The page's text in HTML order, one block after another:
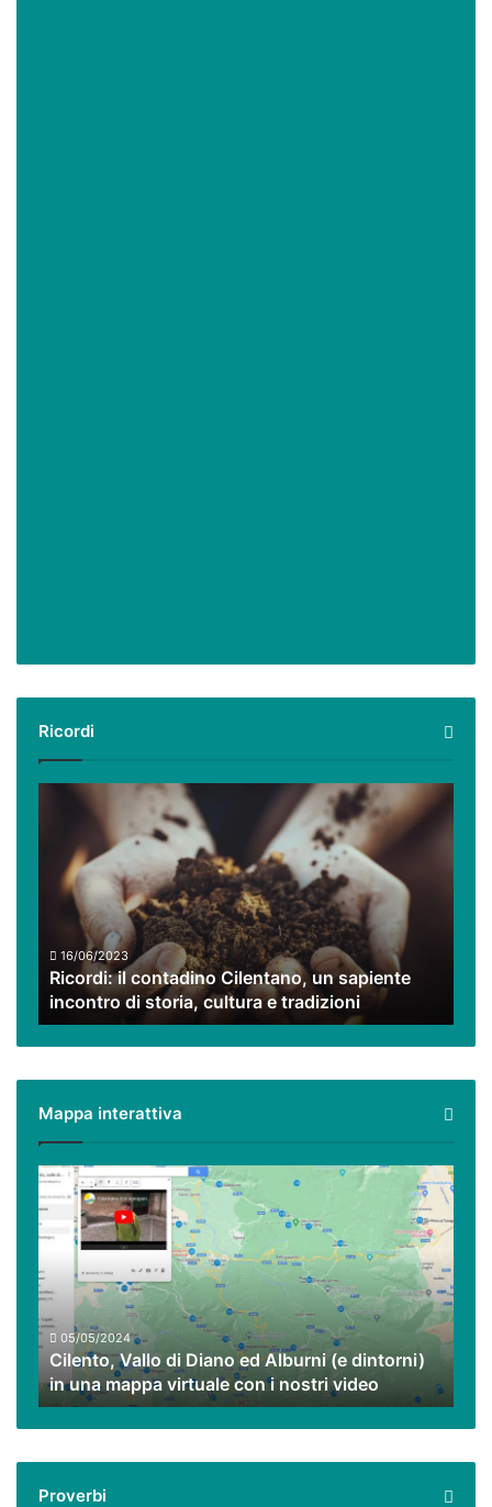
Ricordi
Ricordi:
Cilentano,
sapiente
incontro
storia,
cultura
e
tradizioni
16/06/2023
Ricordi: il contadino Cilentano, un sapiente
incontro di storia, cultura e tradizioni
Mappa interattiva
Cilento,
Vallo
di
Diano
ed
Alburni
(e
dintorni)
una
mappa
virtuale
nostri
05/05/2024
Cilento, Vallo di Diano ed Alburni (e dintorni)
in una mappa virtuale con i nostri video
Proverbi